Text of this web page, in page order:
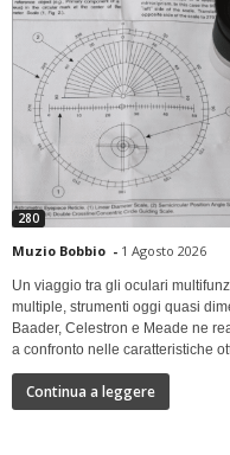
280
Muzio Bobbio - 1 Agosto 2026
Un viaggio tra gli oculari
multiple, strumenti oggi quasi
Baader, Celestron e Meade ne
a confronto nelle caratteristiche
Continua a leggere